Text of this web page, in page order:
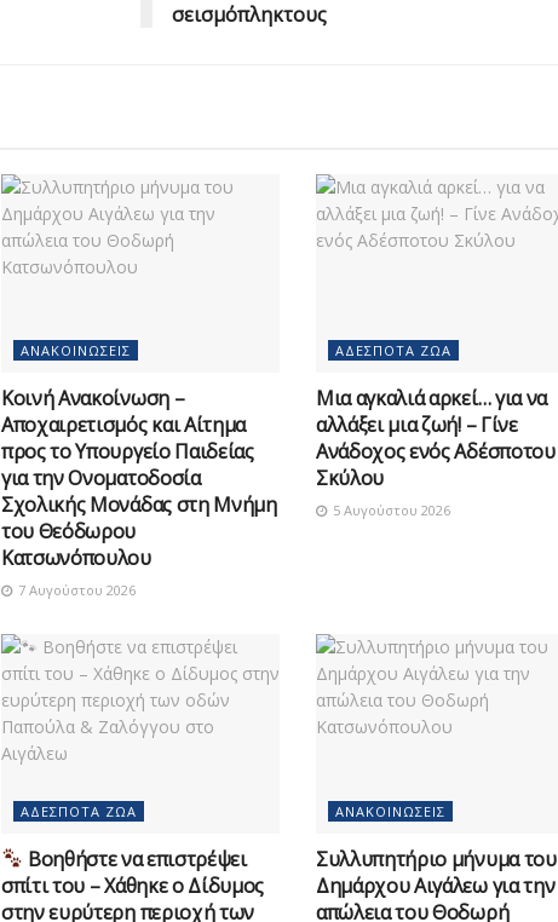
σεισμόπληκτους
ΑΝΑΚΟΙΝΏΣΕΙΣ
Κοινή Ανακοίνωση –
Αποχαιρετισμός και Αίτημα
προς το Υπουργείο Παιδείας
για την Ονοματοδοσία
Σχολικής Μονάδας στη Μνήμη
του Θεόδωρου
Κατσωνόπουλου
7 Αυγούστου 2026
ΑΔΈΣΠΟΤΑ ΖΏΑ
Μια αγκαλιά αρκεί… για να
αλλάξει μια ζωή! – Γίνε
Ανάδοχος ενός Αδέσποτου
Σκύλου
5 Αυγούστου 2026
ΑΔΈΣΠΟΤΑ ΖΏΑ
Βοηθήστε να επιστρέψει
σπίτι του – Χάθηκε ο Δίδυμος
στην ευρύτερη περιοχή των
ΑΝΑΚΟΙΝΏΣΕΙΣ
Συλλυπητήριο μήνυμα του
Δημάρχου Αιγάλεω για την
απώλεια του Θοδωρή